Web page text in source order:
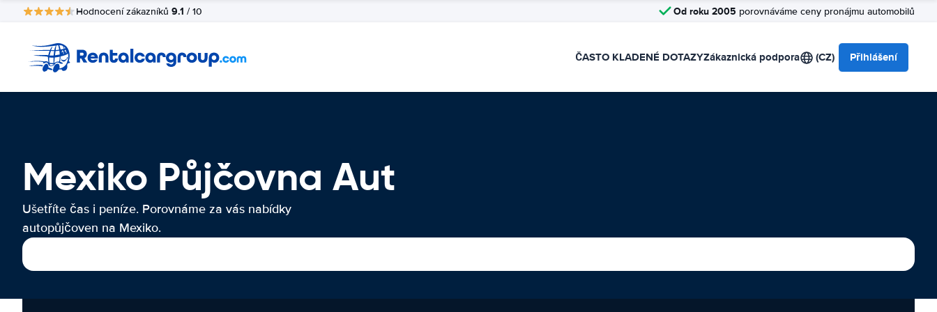
Hodnocení zákazníků 9.1 / 10 Od roku 2005 porovnáváme ceny pronájmu automobilů
ČASTO KLADENÉ DOTAZYZákaznická podpora (CZ) Přihlášení
Mexiko Půjčovna Aut
Ušetříte čas i peníze. Porovnáme za vás nabídky
autopůjčoven na Mexiko.